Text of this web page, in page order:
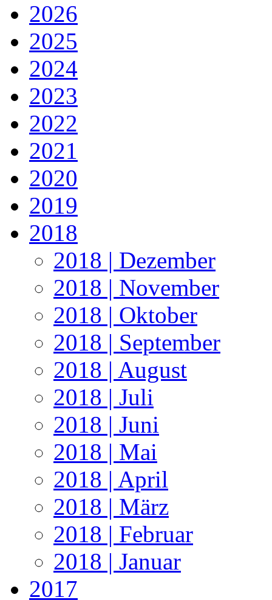
2026
2025
2024
2023
2022
2021
2020
2019
2018
2018 | Dezember
2018 | November
2018 | Oktober
2018 | September
2018 | August
2018 | Juli
2018 | Juni
2018 | Mai
2018 | April
2018 | März
2018 | Februar
2018 | Januar
2017